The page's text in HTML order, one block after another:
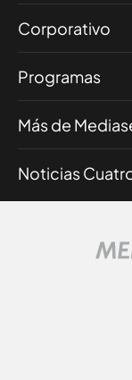
Corporativo
Programas
Más de
Noticias